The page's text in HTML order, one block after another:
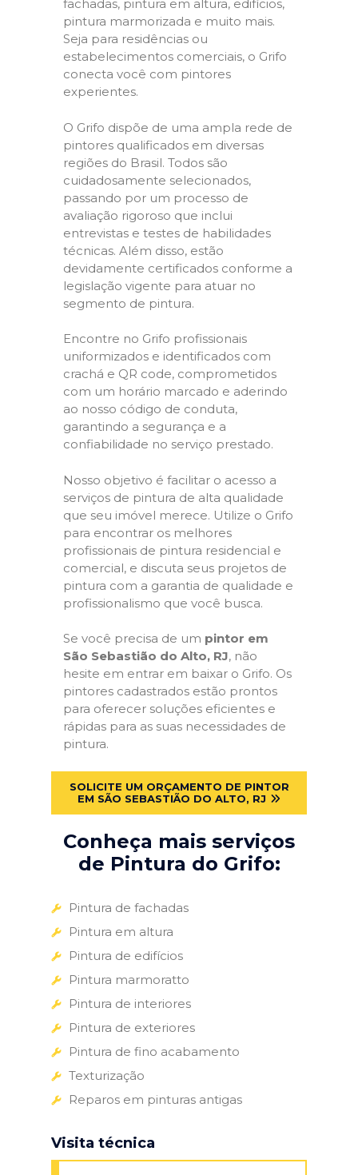
fachadas, pintura em altura, edifícios,
pintura marmorizada e muito mais.
Seja para residências ou
estabelecimentos comerciais, o Grifo
conecta você com pintores
experientes.
O Grifo dispõe de uma ampla rede de
pintores qualificados em diversas
regiões do Brasil. Todos são
cuidadosamente selecionados,
passando por um processo de
avaliação rigoroso que inclui
entrevistas e testes de habilidades
técnicas. Além disso, estão
devidamente certificados conforme a
legislação vigente para atuar no
segmento de pintura.
Encontre no Grifo profissionais
uniformizados e identificados com
crachá e QR code, comprometidos
com um horário marcado e aderindo
ao nosso código de conduta,
garantindo a segurança e a
confiabilidade no serviço prestado.
Nosso objetivo é facilitar o acesso a
serviços de pintura de alta qualidade
que seu imóvel merece. Utilize o Grifo
para encontrar os melhores
profissionais de pintura residencial e
comercial, e discuta seus projetos de
pintura com a garantia de qualidade e
profissionalismo que você busca.
Se você precisa de um pintor em
São Sebastião do Alto, RJ, não
hesite em entrar em baixar o Grifo. Os
pintores cadastrados estão prontos
para oferecer soluções eficientes e
rápidas para as suas necessidades de
pintura.
SOLICITE UM ORÇAMENTO DE PINTOR
EM SÃO SEBASTIÃO DO ALTO, RJ
Conheça mais serviços
de Pintura do Grifo:
Pintura de fachadas
Pintura em altura
Pintura de edifícios
Pintura marmoratto
Pintura de interiores
Pintura de exteriores
Pintura de fino acabamento
Texturização
Reparos em pinturas antigas
Visita técnica